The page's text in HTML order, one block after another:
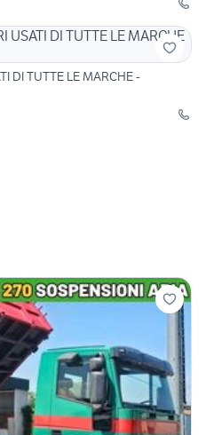
DI TUTTE LE MARCHE -